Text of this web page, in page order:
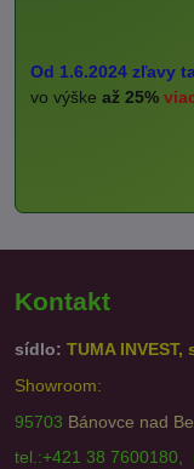
Od 1.6.2024 zľavy
vo výške až 25%
Kontakt
sídlo: TUMA INVEST,
Showroom:
95703 Bánovce nad
tel.:+421 38 7600180,